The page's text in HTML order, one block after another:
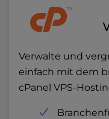
Verwalte und
einfach mit dem
cPanel VPS-